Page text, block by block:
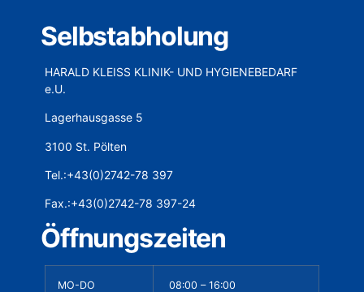
Selbstabholung
HARALD KLEISS KLINIK- UND HYGIENEBEDARF
e.U.
Lagerhausgasse 5
3100 St. Pölten
Tel.:+43(0)2742-78 397
Fax.:+43(0)2742-78 397-24
Öffnungszeiten
MO-DO 08:00 – 16:00